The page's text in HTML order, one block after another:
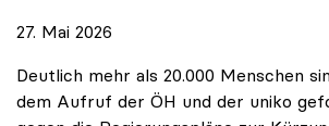
27. Mai 2026
Deutlich mehr als 20.000 Menschen
dem Aufruf der ÖH und der uniko